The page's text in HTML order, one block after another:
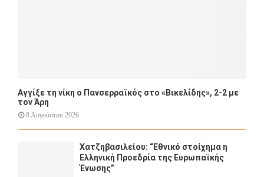
Αγγίξε τη νίκη ο Πανσερραϊκός στο «Βικελίδης», 2-2 με
τον Άρη
8 Αυγούστου 2026
Χατζηβασιλείου: “Εθνικό στοίχημα η
Ελληνική Προεδρία της Ευρωπαϊκής
Ένωσης”